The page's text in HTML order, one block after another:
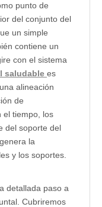
punto de
del conjunto del
un simple
contiene un
con el sistema
saludable es
alineación
de
el tiempo, los
del soporte del
la
y los soportes.
detallada paso a
Cubriremos